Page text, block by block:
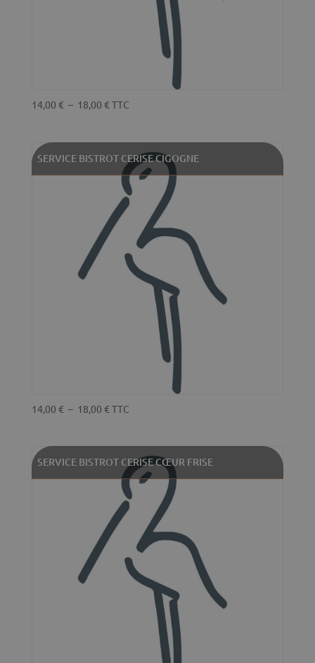
14,00 € – 18,00 €Plage
14,00 €
18,00 €
TTC
SERVICE BISTROT CERISE CIGOGNE
14,00 € – 18,00 €Plage
14,00 €
18,00 €
TTC
SERVICE BISTROT CERISE CŒUR FRISE